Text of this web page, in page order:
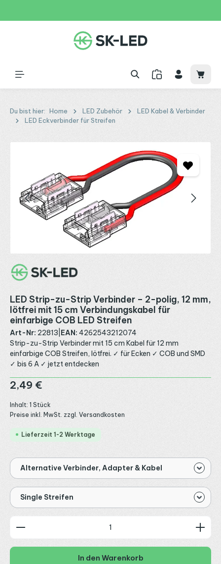
Du bist hier: Home LED Zubehör
LED Kabel & Verbinder
LED Eckverbinder für Streifen
LED Strip-zu-Strip Verbinder – 2-polig, 12 mm,
lötfrei mit 15 cm Verbindungskabel für
einfarbige COB LED Streifen
Art-Nr: 22813 EAN: 4262543212074
Strip-zu-Strip Verbinder mit 15 cm Kabel für 12 mm
einfarbige COB Streifen, lötfrei. ✓ für Ecken ✓ COB und SMD
✓ bis 6 A ✓ jetzt entdecken
Regulärer Preis:
2,49 €
Inhalt: 1 Stück
Preise inkl. MwSt. zzgl. Versandkosten
Lieferzeit 1-2 Werktage
Alternative Verbinder, Adapter & Kabel
Single Streifen
Produkt Anzahl: Gib den gewünschten Wert ein
In den Warenkorb